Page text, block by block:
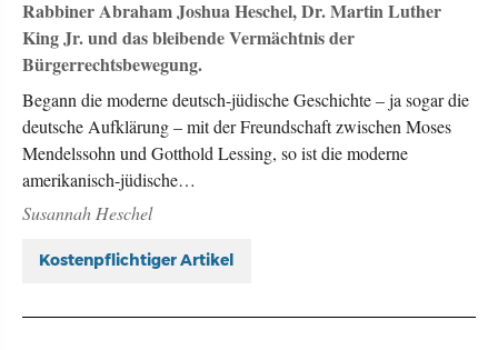
Rabbiner Abraham Joshua Heschel, Dr. Martin Luther
King Jr. und das bleibende Vermächtnis der
Bürgerrechtsbewegung.
Begann die moderne deutsch-jüdische Geschichte – ja sogar die
deutsche Aufklärung – mit der Freundschaft zwischen Moses
Mendelssohn und Gotthold Lessing, so ist die moderne
amerikanisch-jüdische…
Susannah Heschel
Kostenpflichtiger Artikel